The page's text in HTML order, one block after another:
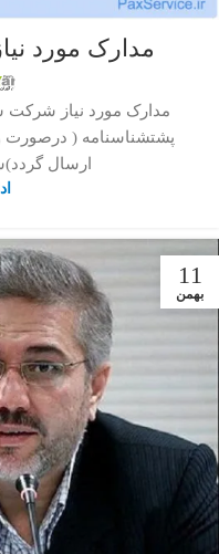
مدارک مورد
مدارک مورد نیاز شرکت
پشتشناسنامه (
ارسال
11
بهمن